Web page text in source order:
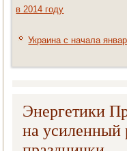
в 2014 году
Украина с начала
Энергетики
на